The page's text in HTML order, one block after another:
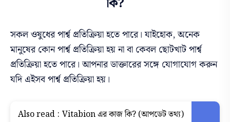
সকল ওষুধের পার্শ্ব প্রতিক্রিয়া হতে পারে। যাইহোক, অনেক
মানুষের কোন পার্শ্ব প্রতিক্রিয়া হয় না বা কেবল ছোটখাট পার্শ্ব
প্রতিক্রিয়া হতে পারে। আপনার ডাক্তারের সঙ্গে যোগাযোগ করুন
যদি এইসব পার্শ্ব প্রতিক্রিয়া হয়।
Also read : Vitabion এর কাজ কি? (আপডেট তথ্য)